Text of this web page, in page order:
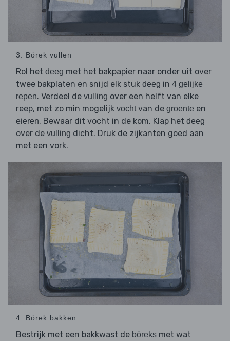
3. Börek vullen
Rol het deeg met het bakpapier naar onder uit over
twee bakplaten en snijd elk stuk deeg in 4 gelijke
repen. Verdeel de vulling over een helft van elke
reep, met zo min mogelijk vochtvan de groente en
eieren. Bewaar dit vocht in de kom. Klap het deeg
over de vulling dicht. Druk de zijkanten goed aan
met een vork.
4. Börek bakken
Bestrijk met een bakkwast de böreks met wat